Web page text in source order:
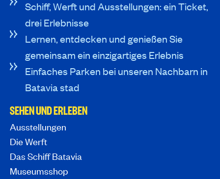
Schiff, Werft und Ausstellungen: ein Ticket,
drei Erlebnisse
Lernen, entdecken und genießen Sie
gemeinsam ein einzigartiges Erlebnis
Einfaches Parken bei unseren Nachbarn in
Batavia stad
SEHEN UND ERLEBEN
Ausstellungen
Die Werft
Das Schiff Batavia
Museumsshop